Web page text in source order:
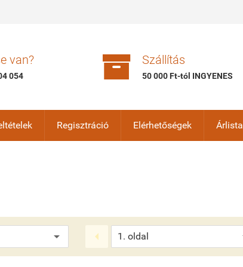
van?
054  Szállítás
50 000 Ft-tól INGYENES
Regisztráció Elérhetőségek Árlista
